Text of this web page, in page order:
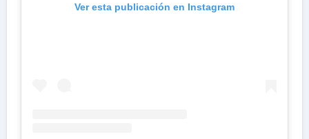
Ver esta publicación en Instagram